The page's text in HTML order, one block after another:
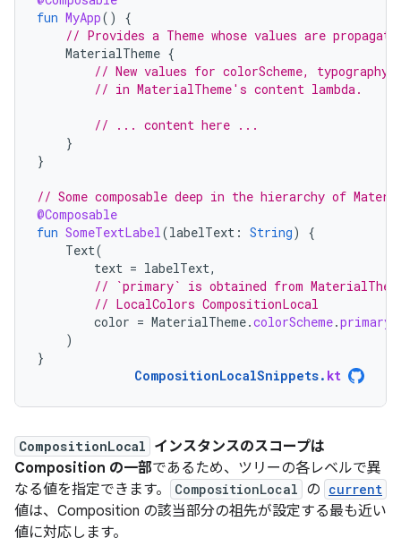
fun MyApp()
{
// Provides a Theme whose values are
MaterialTheme {
// New values for colorScheme,
// in MaterialTheme's content lambda.
// ... content here ...
}
}
// Some composable deep in the hierarchy of
@Composable
fun SomeTextLabel(labelText : String)
{
Text(
text = labelText,
// `primary` is obtained from
// LocalColors CompositionLocal
color = MaterialTheme.colorScheme.primary
)
}
CompositionLocalSnippets. kt
CompositionLocal インスタンスのスコープは
Composition の一部であるため、ツリーの各レベルで異
なる値を指定できます。
CompositionLocal の current
値は、Composition の該当部分の祖先が設定する最も近い
値に対応します。